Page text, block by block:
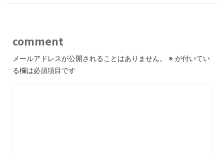
comment
メールアドレスが公開されることはありません。 ※ が付いてい
る欄は必須項目です